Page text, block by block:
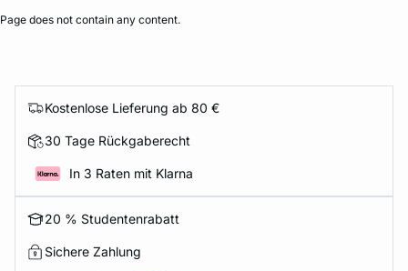
Page does not contain any content.
Kostenlose Lieferung ab 80 €
30 Tage Rückgaberecht
In 3 Raten mit Klarna
20 % Studentenrabatt
Sichere Zahlung